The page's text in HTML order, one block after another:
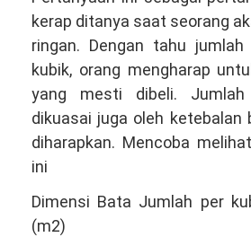
kerap ditanya saat seorang
ringan. Dengan tahu
kubik, orang mengharap
yang mesti dibeli.
dikuasai juga oleh ketebalan
diharapkan. Mencoba
ini
Dimensi Bata Jumlah per
(m2)